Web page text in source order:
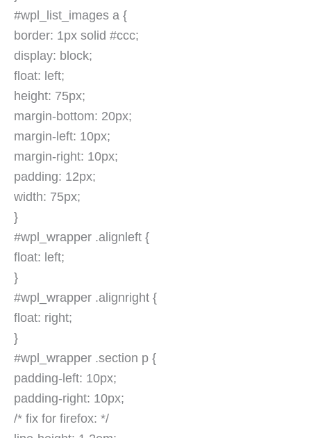
#wpl_list_images a {
border: 1px solid #ccc;
display: block;
float: left;
height: 75px;
margin-bottom: 20px;
margin-left: 10px;
margin-right: 10px;
padding: 12px;
width: 75px;
}
#wpl_wrapper .alignleft {
float: left;
}
#wpl_wrapper .alignright {
float: right;
}
#wpl_wrapper .section p {
padding-left: 10px;
padding-right: 10px;
/* fix for firefox: */